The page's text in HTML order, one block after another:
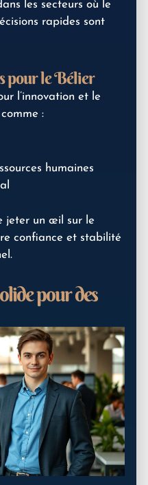
les secteurs où le
rapides sont
pour le Bélier
l’innovation et le
:
humaines
jeter un œil sur le
confiance et stabilité
pour des